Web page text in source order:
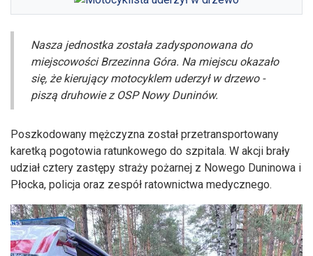
Nasza jednostka została zadysponowana do
miejscowości Brzezinna Góra. Na miejscu okazało
się, że kierujący motocyklem uderzył w drzewo -
piszą druhowie z OSP Nowy Duninów.
Poszkodowany mężczyzna został przetransportowany
karetką pogotowia ratunkowego do szpitala. W akcji brały
udział cztery zastępy straży pożarnej z Nowego Duninowa i
Płocka, policja oraz zespół ratownictwa medycznego.